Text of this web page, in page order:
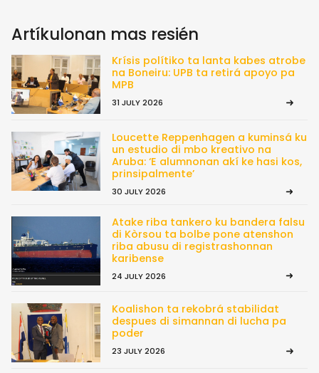
Artíkulonan mas resién
Krísis polítiko ta lanta kabes atrobe
na Boneiru: UPB ta retirá apoyo pa
MPB
31 JULY 2026
Loucette Reppenhagen a kuminsá ku
un estudio di mbo kreativo na
Aruba: ‘E alumnonan akí ke hasi kos,
prinsipalmente’
30 JULY 2026
Atake riba tankero ku bandera falsu
di Kòrsou ta bolbe pone atenshon
riba abusu di registrashonnan
karibense
24 JULY 2026
Koalishon ta rekobrá stabilidat
despues di simannan di lucha pa
poder
23 JULY 2026